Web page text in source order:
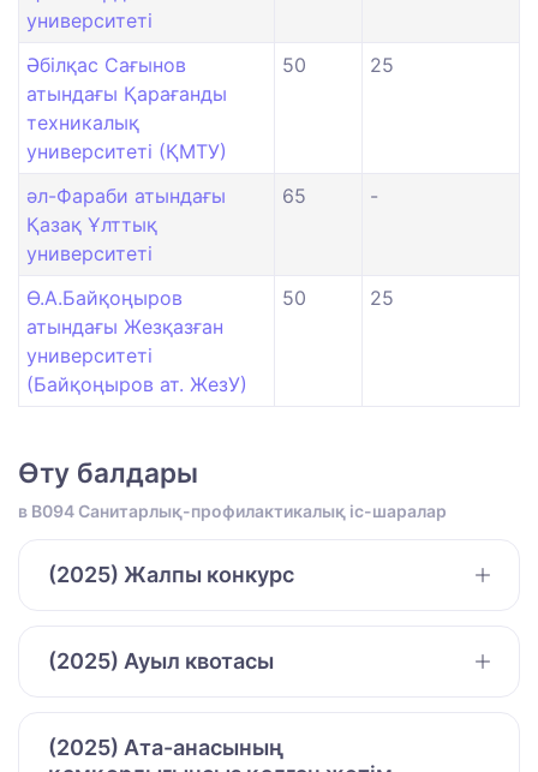
университеті
Әбілқас Сағынов
атындағы Қарағанды
техникалық
университеті (ҚМТУ)
50 25
әл-Фараби атындағы
Қазақ Ұлттық
университеті
65 -
Ө.А.Байқоңыров
атындағы Жезқазған
университеті
(Байқоңыров ат. ЖезУ)
50 25
Өту балдары
в B094 Санитарлық-профилактикалық іс-шаралар
(2025) Жалпы конкурс
(2025) Ауыл квотасы
(2025) Ата-анасының